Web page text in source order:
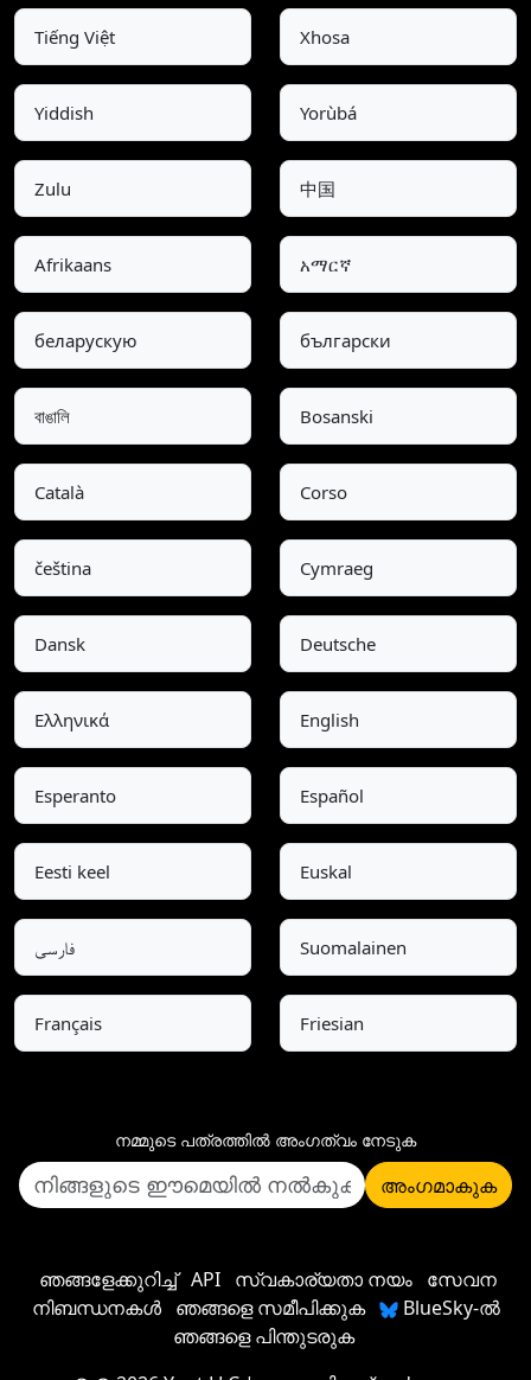
Tiếng Việt Xhosa
Yiddish Yorùbá
Zulu 中国
Afrikaans አማርኛ
беларускую български
বাঙালি Bosanski
Català Corso
čeština Cymraeg
Dansk Deutsche
Ελληνικά English
Esperanto Español
Eesti keel Euskal
فارسی Suomalainen
Français Friesian
നമ്മുടെ പത്രത്തില്‍ അംഗത്വം നേടുക
അംഗമാകുക
ഞങ്ങളേക്കുറിച്ച് API സ്വകാര്യതാ നയം സേവന
നിബന്ധനകൾ
ഞങ്ങളെ സമീപിക്കുക
BlueSky-ൽ
ഞങ്ങളെ പിന്തുടരുക